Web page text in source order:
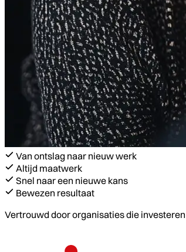
Van ontslag naar nieuw werk
Altijd maatwerk
Snel naar een nieuwe kans
Bewezen resultaat
Vertrouwd door organisaties die